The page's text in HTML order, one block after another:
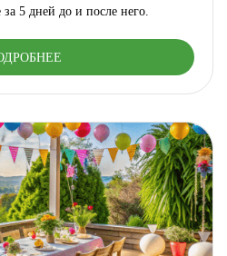
5 дней до и после него.